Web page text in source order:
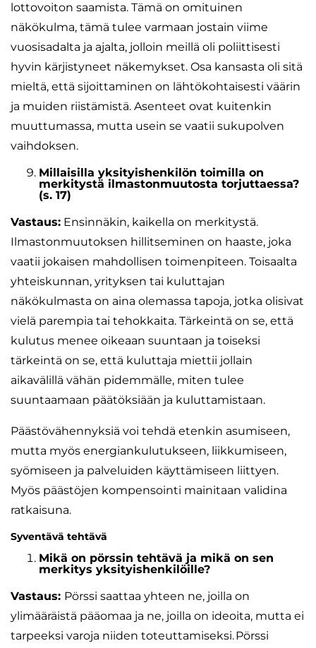
lottovoiton saamista. Tämä on omituinen
näkökulma, tämä tulee varmaan jostain viime
vuosisadalta ja ajalta, jolloin meillä oli poliittisesti
hyvin kärjistyneet näkemykset. Osa kansasta oli sitä
mieltä, että sijoittaminen on lähtökohtaisesti väärin
ja muiden riistämistä. Asenteet ovat kuitenkin
muuttumassa, mutta usein se vaatii sukupolven
vaihdoksen.
Millaisilla yksityishenkilön toimilla on
merkitystä ilmastonmuutosta torjuttaessa?
(s. 17)
Vastaus: Ensinnäkin, kaikella on merkitystä.
Ilmastonmuutoksen hillitseminen on haaste, joka
vaatii jokaisen mahdollisen toimenpiteen. Toisaalta
yhteiskunnan, yrityksen tai kuluttajan
näkökulmasta on aina olemassa tapoja, jotka olisivat
vielä parempia tai tehokkaita. Tärkeintä on se, että
kulutus menee oikeaan suuntaan ja toiseksi
tärkeintä on se, että kuluttaja miettii jollain
aikavälillä vähän pidemmälle, miten tulee
suuntaamaan päätöksiään ja kuluttamistaan.
Päästövähennyksiä voi tehdä etenkin asumiseen,
mutta myös energiankulutukseen, liikkumiseen,
syömiseen ja palveluiden käyttämiseen liittyen.
Myös päästöjen kompensointi mainitaan validina
ratkaisuna.
Syventävä tehtävä
Mikä on pörssin tehtävä ja mikä on sen
merkitys yksityishenkilöille?
Vastaus: Pörssi saattaa yhteen ne, joilla on
ylimääräistä pääomaa ja ne, joilla on ideoita, mutta ei
tarpeeksi varoja niiden toteuttamiseksi. Pörssi